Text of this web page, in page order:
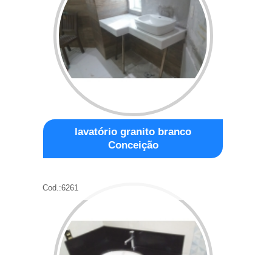
lavatório granito branco
Conceição
Cod.:6261